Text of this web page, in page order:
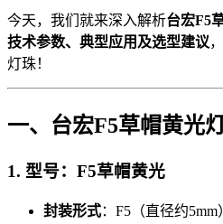
今天，我们就来深入解析台宏F5
技术参数、典型应用及选型建议
灯珠！
一、台宏F5草帽黄光
1. 型号：F5草帽黄光
封装形式：F5（直径约